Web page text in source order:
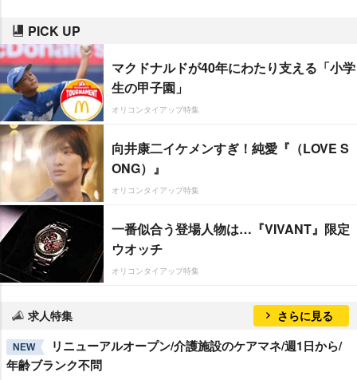
「『NANA』だったら、ノブみた
いなタイプが好きです」と笑顔で
語った。
PICK UP
マクドナルドが40年にわたり支える「小学
生の甲子園」
オリコンタイアップ特集
向井康二イケメンすぎ！純愛『（LOVE S
ONG）』
オリコンタイアップ特集
一番似合う登場人物は…『VIVANT』限定
ウオッチ
オリコンタイアップ特集
求人特集 さらに見る
NEW
リニューアルオープン/介護施設のケアマネ/週1日から/
年齢ブランク不問